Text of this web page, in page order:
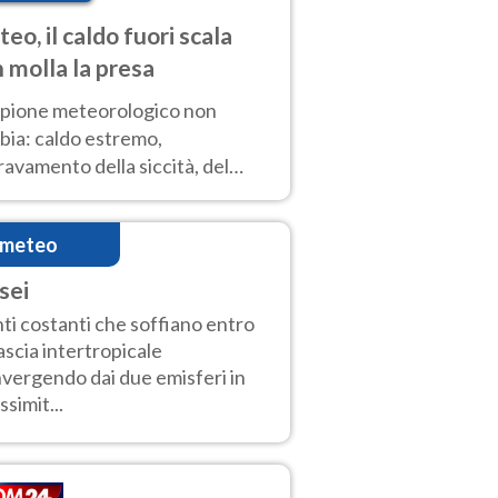
il caldo fuori scala
molla la presa
meteorologico non
caldo estremo,
della siccità, del
incendi e temporali di
Nessun cambiamento fino
costanti che soffiano entro
intertropicale
dai due emisferi in